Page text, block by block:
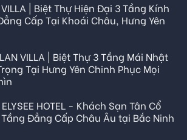
| Biệt Thự Hiện Đại 3 Tầng Kính
Cấp Tại Khoái Châu, Hưng Yên
VILLA | Biệt Thự 3 Tầng Mái Nhật
Tại Hưng Yên Chinh Phục Mọi
ELYSEE HOTEL - Khách Sạn Tân Cổ
Đẳng Cấp Châu Âu tại Bắc Ninh